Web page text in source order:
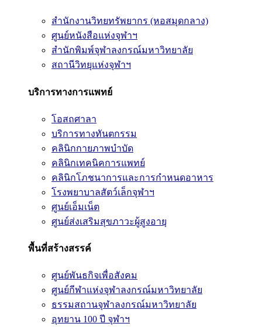
สำนักงานวิทยทรัพยากร (หอสมุดกลาง)
ศูนย์หนังสือแห่งจุฬาฯ
สำนักพิมพ์จุฬาลงกรณ์มหาวิทยาลัย
สถานีวิทยุแห่งจุฬาฯ
บริการทางการแพทย์
โอสถศาลา
บริการทางทันตกรรม
คลินิกกายภาพบำบัด
คลินิกเทคนิคการแพทย์
คลินิกโภชนาการและการกำหนดอาหาร
โรงพยาบาลสัตว์เล็กจุฬาฯ
ศูนย์เอ็มเน็ต
ศูนย์ส่งเสริมสุขภาวะผู้สูงอายุ
พื้นที่สร้างสรรค์
ศูนย์พันธกิจเพื่อสังคม
ศูนย์กีฬาแห่งจุฬาลงกรณ์มหาวิทยาลัย
ธรรมสถานจุฬาลงกรณ์มหาวิทยาลัย
อุทยาน 100 ปี จุฬาฯ